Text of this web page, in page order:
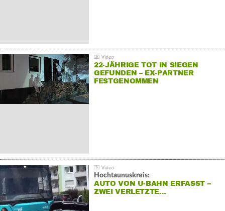
22-JÄHRIGE TOT IN SIEGEN
GEFUNDEN – EX-PARTNER
FESTGENOMMEN
Hochtaunuskreis:
AUTO VON U-BAHN ERFASST –
ZWEI VERLETZTE…